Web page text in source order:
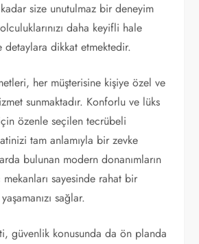
size unutulmaz bir deneyim
daha keyifli hale
dikkat etmektedir.
her müşterisine kişiye özel ve
sunmaktadır. Konforlu ve lüks
özenle seçilen tecrübeli
tam anlamıyla bir zevke
bulunan modern donanımların
mekanları sayesinde rahat bir
sağlar.
güvenlik konusunda da ön planda